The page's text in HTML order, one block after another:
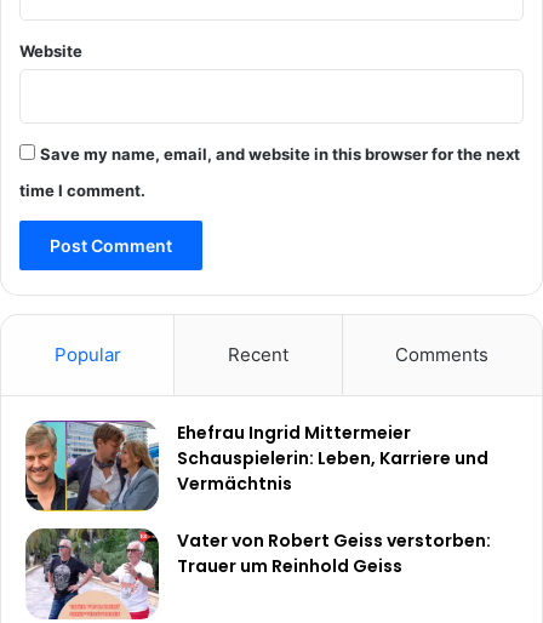
Website
Save my name, email, and website in this browser for the next
time I comment.
Popular Recent Comments
Ehefrau Ingrid Mittermeier
Schauspielerin: Leben, Karriere und
Vermächtnis
Vater von Robert Geiss verstorben:
Trauer um Reinhold Geiss